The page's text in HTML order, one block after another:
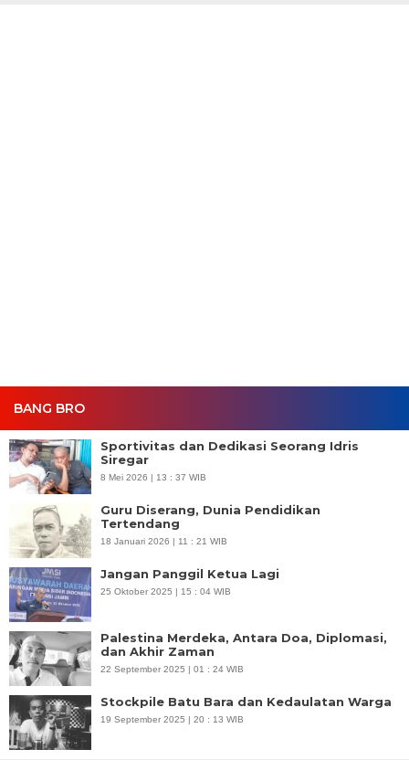
BANG BRO
Sportivitas dan Dedikasi Seorang Idris
Siregar
8 Mei 2026 | 13 : 37 WIB
Guru Diserang, Dunia Pendidikan
Tertendang
18 Januari 2026 | 11 : 21 WIB
Jangan Panggil Ketua Lagi
25 Oktober 2025 | 15 : 04 WIB
Palestina Merdeka, Antara Doa, Diplomasi,
dan Akhir Zaman
22 September 2025 | 01 : 24 WIB
Stockpile Batu Bara dan Kedaulatan Warga
19 September 2025 | 20 : 13 WIB